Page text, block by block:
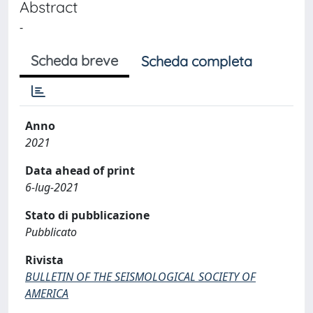
Abstract
-
Scheda breve Scheda completa
Anno
2021
Data ahead of print
6-lug-2021
Stato di pubblicazione
Pubblicato
Rivista
BULLETIN OF THE SEISMOLOGICAL SOCIETY OF
AMERICA